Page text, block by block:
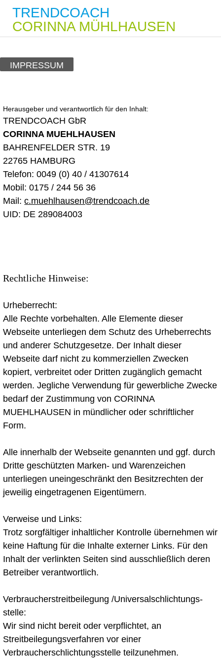
TRENDCOACH
CORINNA MÜHLHAUSEN
IMPRESSUM
Herausgeber und verantwortlich für den Inhalt:
TRENDCOACH GbR
CORINNA MUEHLHAUSEN
BAHRENFELDER STR. 19
22765 HAMBURG
Telefon: 0049 (0) 40 / 41307614
Mobil: 0175 / 244 56 36
Mail:c.muehlhausen@trendcoach.de
UID: DE 289084003
Rechtliche Hinweise:
Urheberrecht:
Alle Rechte vorbehalten. Alle Elemente dieser
Webseite unterliegen dem Schutz des Urheberrechts
und anderer Schutzgesetze. Der Inhalt dieser
Webseite darf nicht zu kommerziellen Zwecken
kopiert, verbreitet oder Dritten zugänglich gemacht
werden. Jegliche Verwendung für gewerbliche Zwecke
bedarf der Zustimmung von CORINNA
MUEHLHAUSEN in mündlicher oder schriftlicher
Form.
Alle innerhalb der Webseite genannten und ggf. durch
Dritte geschützten Marken- und Warenzeichen
unterliegen uneingeschränkt den Besitzrechten der
jeweilig eingetragenen Eigentümern.
Verweise und Links:
Trotz sorgfältiger inhaltlicher Kontrolle übernehmen wir
keine Haftung für die Inhalte externer Links. Für den
Inhalt der verlinkten Seiten sind ausschließlich deren
Betreiber verantwortlich.
Verbraucher­streit­beilegung /Universal­schlichtungs­
stelle:
Wir sind nicht bereit oder verpflichtet, an
Streitbeilegungsverfahren vor einer
Verbraucherschlichtungsstelle teilzunehmen.